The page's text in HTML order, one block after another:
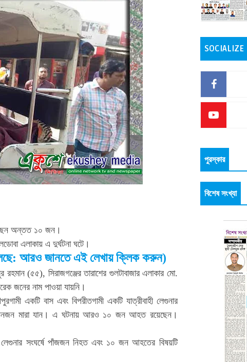
অন্তত ১০ জন।
এলাকায় এ দুর্ঘটনা ঘটে।
আরও জানতে এই লেখায় ক্লিক করুন)
রহমান (৫৫), সিরাজগঞ্জের তারাশের গুলটাবাজার এলাকার মো.
জনের নাম পাওয়া যায়নি।
একটি বাস এবং বিপরীতগামী একটি যাত্রীবাহী লেগুনার
মারা যান। এ ঘটনায় আরও ১০ জন আহত রয়েছেন।
সংঘর্ষে পাঁজজন নিহত এবং ১০ জন আহতের বিষয়টি
SOCIALIZE
পুরস্কার
বিশেষ সংখ্যা